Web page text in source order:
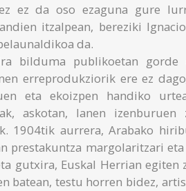
ez da oso ezaguna gure
itzalpean, bereziki
da.
bilduma publikoetan gorde
erreprodukziorik ere ez
eta ekoizpen handiko
askotan, lanen
1904tik aurrera, Arabako
prestakuntza margolaritzari
gutxira, Euskal Herrian egiten
batean, testu horren bidez,